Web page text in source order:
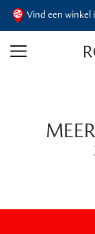
Vind een winkel